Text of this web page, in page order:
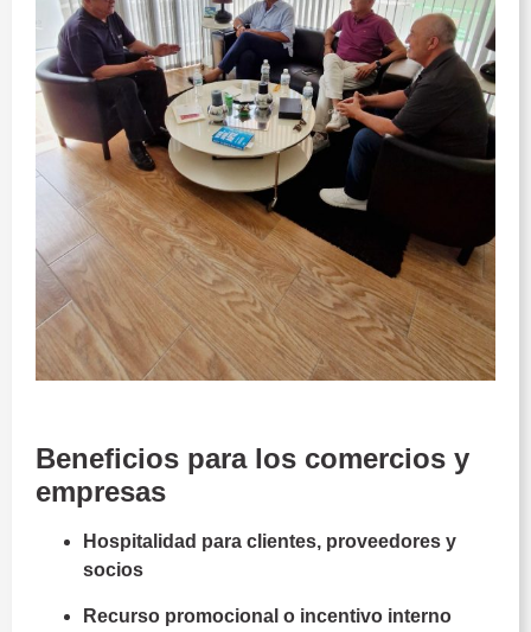
Beneficios para los comercios y
empresas
Hospitalidad para clientes, proveedores y
socios
Recurso promocional o incentivo interno